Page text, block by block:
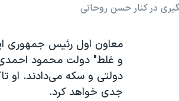
در کنار حسن روحانی
معاون اول رئیس جمهوری
و غلط" دولت محمود
دولتی و سکه می‌دادند. او
جدی خواهد کرد.